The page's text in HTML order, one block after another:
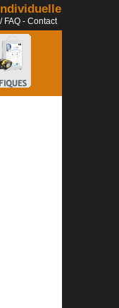
FAQ - Contact